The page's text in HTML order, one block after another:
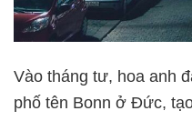
Vào tháng tư, hoa anh
phố tên Bonn ở Đức,